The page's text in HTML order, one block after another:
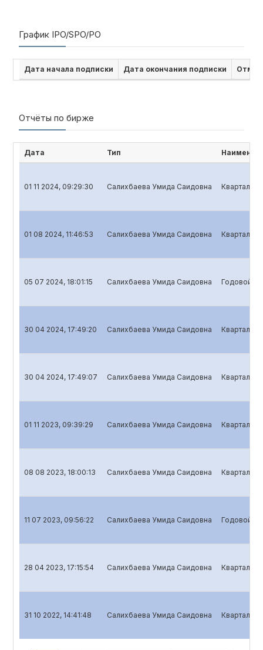
График IPO/SPO/PO
Дата начала подписки Дата окончания подписки
Отчёты по бирже
Дата Тип
01 11 2024, 09:29:30 Салихбаева Умида Саидовна
01 08 2024, 11:46:53 Салихбаева Умида Саидовна
05 07 2024, 18:01:15 Салихбаева Умида Саидовна Годовой
30 04 2024, 17:49:20 Салихбаева Умида Саидовна
30 04 2024, 17:49:07 Салихбаева Умида Саидовна
01 11 2023, 09:39:29 Салихбаева Умида Саидовна
08 08 2023, 18:00:13 Салихбаева Умида Саидовна
11 07 2023, 09:56:22 Салихбаева Умида Саидовна Годовой
28 04 2023, 17:15:54 Салихбаева Умида Саидовна
31 10 2022, 14:41:48 Салихбаева Умида Саидовна